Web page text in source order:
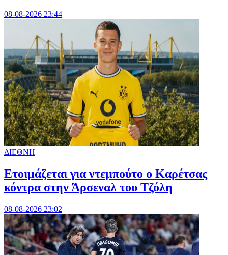
08-08-2026 23:44
ΔΙΕΘΝΗ
Ετοιμάζεται για ντεμπούτο ο Καρέτσας
κόντρα στην Άρσεναλ του Τζόλη
08-08-2026 23:02